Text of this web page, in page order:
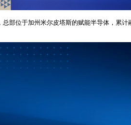
部位于加州米尔皮塔斯的赋能半导体，累